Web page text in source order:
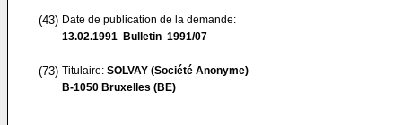
(43) Date de publication de la demande:
13.02.1991 Bulletin 1991/07
(73) Titulaire: SOLVAY (Société Anonyme)
B-1050 Bruxelles (BE)